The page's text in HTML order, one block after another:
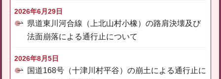
2026年6月29日
県道東川河合線（上北山村小橡）の路肩決壊及び
法面崩落による通行止について
2026年8月5日
国道168号（十津川村平谷）の崩土による通行止に